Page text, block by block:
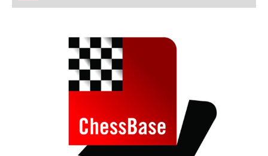
train more efficiently, intelligently and with a